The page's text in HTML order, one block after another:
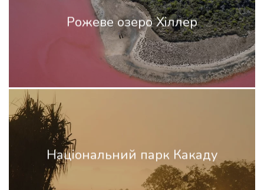
Рожеве озеро Хіллер
Національний парк Какаду